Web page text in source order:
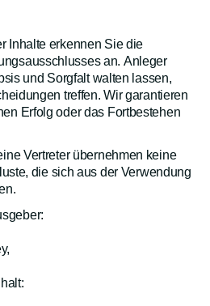
Inhalte erkennen Sie die
an. Anleger
und Sorgfalt walten lassen,
treffen. Wir garantieren
Erfolg oder das Fortbestehen
Vertreter übernehmen keine
die sich aus der Verwendung